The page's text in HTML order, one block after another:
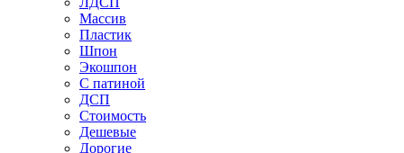
Массив
Пластик
Шпон
Экошпон
С патиной
ДСП
Стоимость
Дешевые
Дорогие